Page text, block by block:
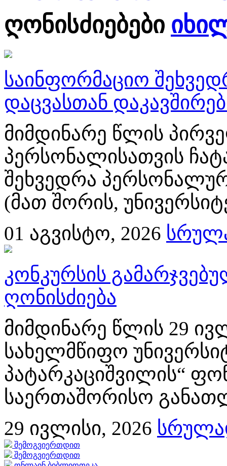
ღონისძიებები
საინფორმაციო
დაცვასთან
მიმდინარე წლის
პერსონალისათვის
შეხვედრა
(მათ შორის,
01 აგვისტო, 2026
კონკურსის
ღონისძიება
მიმდინარე წლის 29
სახელმწიფო
პატარკაციშვილის“
საერთაშორისო
29 ივლისი, 2026
შემოგვიერთდით
შემოგვიერთდით